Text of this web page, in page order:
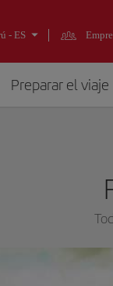
- ES
Preparar el viaje